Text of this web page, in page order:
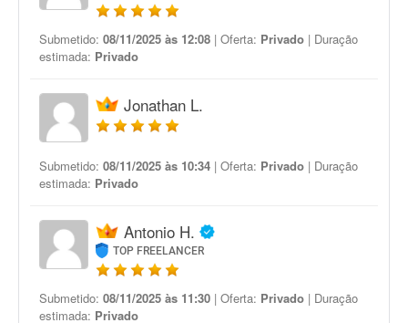
Submetido: 08/11/2025 às 12:08 | Oferta: Privado | Duração
estimada: Privado
Jonathan L.
Submetido: 08/11/2025 às 10:34 | Oferta: Privado | Duração
estimada: Privado
Antonio H.
TOP FREELANCER
Submetido: 08/11/2025 às 11:30 | Oferta: Privado | Duração
estimada: Privado